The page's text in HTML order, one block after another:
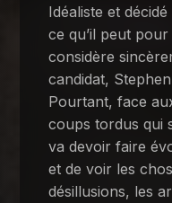
Idéaliste et
ce qu’il peut
considère
candidat,
Pourtant, face
coups tordus qui
va devoir faire
et de voir les
désillusions, les